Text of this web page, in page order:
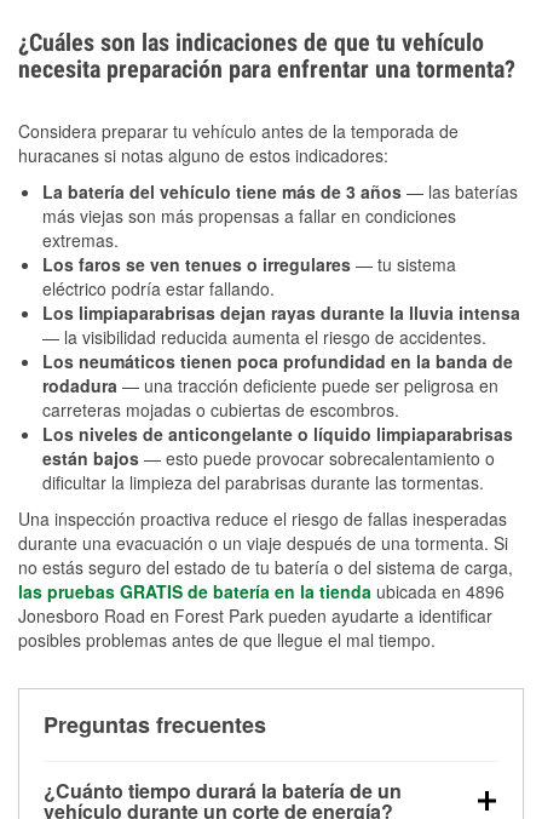
¿Cuáles son las indicaciones de que tu vehículo
necesita preparación para enfrentar una tormenta?
Considera preparar tu vehículo antes de la temporada de
huracanes si notas alguno de estos indicadores:
La batería del vehículo tiene más de 3 años — las baterías
más viejas son más propensas a fallar en condiciones
extremas.
Los faros se ven tenues o irregulares — tu sistema
eléctrico podría estar fallando.
Los limpiaparabrisas dejan rayas durante la lluvia intensa
— la visibilidad reducida aumenta el riesgo de accidentes.
Los neumáticos tienen poca profundidad en la banda de
rodadura — una tracción deficiente puede ser peligrosa en
carreteras mojadas o cubiertas de escombros.
Los niveles de anticongelante o líquido limpiaparabrisas
están bajos — esto puede provocar sobrecalentamiento o
dificultar la limpieza del parabrisas durante las tormentas.
Una inspección proactiva reduce el riesgo de fallas inesperadas
durante una evacuación o un viaje después de una tormenta. Si
no estás seguro del estado de tu batería o del sistema de carga,
las pruebas GRATIS de batería en la tienda ubicada en 4896
Jonesboro Road en Forest Park pueden ayudarte a identificar
posibles problemas antes de que llegue el mal tiempo.
Preguntas frecuentes
¿Cuánto tiempo durará la batería de un
vehículo durante un corte de energía?